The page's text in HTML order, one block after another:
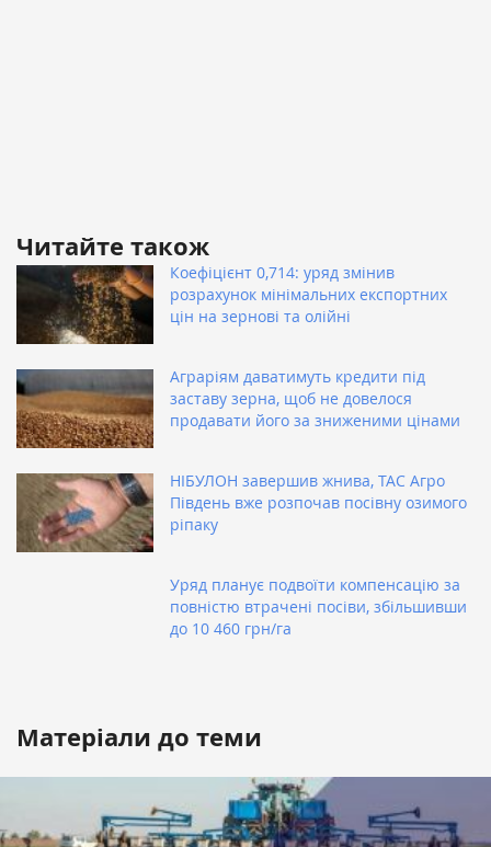
Читайте також
Коефіцієнт 0,714: уряд змінив
розрахунок мінімальних експортних
цін на зернові та олійні
Аграріям даватимуть кредити під
заставу зерна, щоб не довелося
продавати його за зниженими цінами
НІБУЛОН завершив жнива, ТАС Агро
Південь вже розпочав посівну озимого
ріпаку
Уряд планує подвоїти компенсацію за
повністю втрачені посіви, збільшивши
до 10 460 грн/га
Матеріали до теми